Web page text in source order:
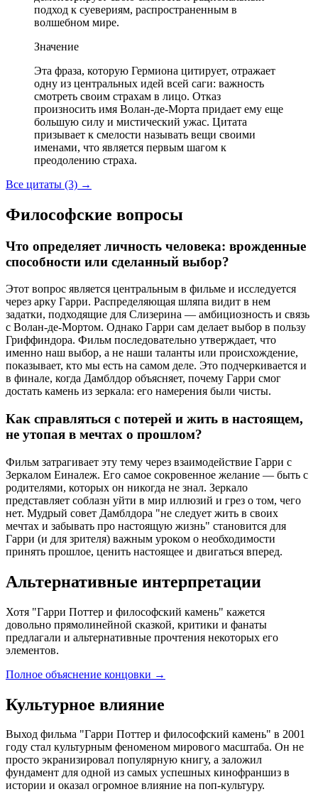
подход к суевериям, распространенным в
волшебном мире.
Значение
Эта фраза, которую Гермиона цитирует, отражает
одну из центральных идей всей саги: важность
смотреть своим страхам в лицо. Отказ
произносить имя Волан-де-Морта придает ему еще
большую силу и мистический ужас. Цитата
призывает к смелости называть вещи своими
именами, что является первым шагом к
преодолению страха.
Все цитаты (3) →
Философские вопросы
Что определяет личность человека: врожденные
способности или сделанный выбор?
Этот вопрос является центральным в фильме и исследуется
через арку Гарри. Распределяющая шляпа видит в нем
задатки, подходящие для Слизерина — амбициозность и связь
с Волан-де-Мортом. Однако Гарри сам делает выбор в пользу
Гриффиндора. Фильм последовательно утверждает, что
именно наш выбор, а не наши таланты или происхождение,
показывает, кто мы есть на самом деле. Это подчеркивается и
в финале, когда Дамблдор объясняет, почему Гарри смог
достать камень из зеркала: его намерения были чисты.
Как справляться с потерей и жить в настоящем,
не утопая в мечтах о прошлом?
Фильм затрагивает эту тему через взаимодействие Гарри с
Зеркалом Еиналеж. Его самое сокровенное желание — быть с
родителями, которых он никогда не знал. Зеркало
представляет соблазн уйти в мир иллюзий и грез о том, чего
нет. Мудрый совет Дамблдора "не следует жить в своих
мечтах и забывать про настоящую жизнь" становится для
Гарри (и для зрителя) важным уроком о необходимости
принять прошлое, ценить настоящее и двигаться вперед.
Альтернативные интерпретации
Хотя "Гарри Поттер и философский камень" кажется
довольно прямолинейной сказкой, критики и фанаты
предлагали и альтернативные прочтения некоторых его
элементов.
Полное объяснение концовки →
Культурное влияние
Выход фильма "Гарри Поттер и философский камень" в 2001
году стал культурным феноменом мирового масштаба. Он не
просто экранизировал популярную книгу, а заложил
фундамент для одной из самых успешных кинофраншиз в
истории и оказал огромное влияние на поп-культуру.